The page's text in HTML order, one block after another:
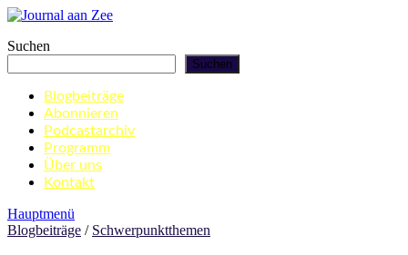
Zum
springen
Journal aan Zee
Suchen
Suchen
Blogbeiträge
Abonnieren
Podcastarchiv
Programm
Über uns
Kontakt
Hauptmenü
Blogbeiträge / Schwerpunktthemen